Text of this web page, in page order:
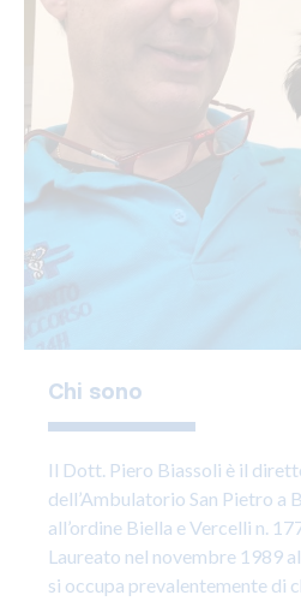
Chi sono
Il Dott. Piero Biassoli è il
dell’Ambulatorio San Pietro a
all’ordine Biella e Vercelli n.
Laureato nel novembre 1989
si occupa prevalentemente di